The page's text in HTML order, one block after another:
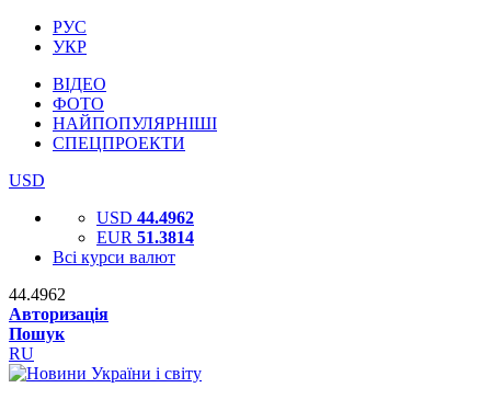
РУС
УКР
ВІДЕО
ФОТО
НАЙПОПУЛЯРНІШІ
СПЕЦПРОЕКТИ
USD
USD 44.4962
EUR 51.3814
Всі курси валют
44.4962
Авторизація
Пошук
RU